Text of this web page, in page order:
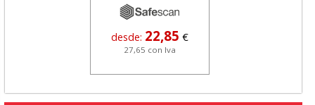
desde: 22,85 €
27,65 con Iva